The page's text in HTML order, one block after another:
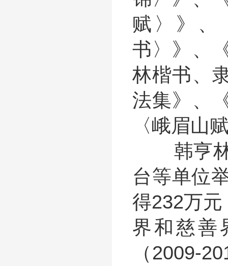
赋〉》、
书〉》、
林楷书、
法集》、
〈峨眉山
韩亨林
台等单位
得232万
界和慈善
（2009-